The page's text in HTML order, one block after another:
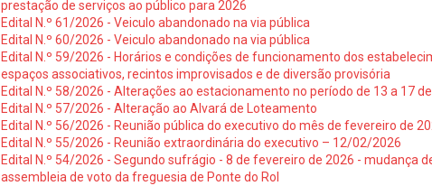
prestação de serviços ao público para 2026
Edital N.º 61/2026 - Veiculo abandonado na via pública
Edital N.º 60/2026 - Veiculo abandonado na via pública
Edital N.º 59/2026 - Horários e condições de funcionamento dos
espaços associativos, recintos improvisados e de diversão provisória
Edital N.º 58/2026 - Alterações ao estacionamento no período de 13 a 17
Edital N.º 57/2026 - Alteração ao Alvará de Loteamento
Edital N.º 56/2026 - Reunião pública do executivo do mês de fevereiro de
Edital N.º 55/2026 - Reunião extraordinária do executivo – 12/02/2026
Edital N.º 54/2026 - Segundo sufrágio - 8 de fevereiro de 2026 - mudança
assembleia de voto da freguesia de Ponte do Rol